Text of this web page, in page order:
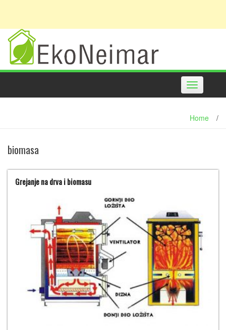
Toggle
navigation
Home /
biomasa
Grejanje na drva i biomasu